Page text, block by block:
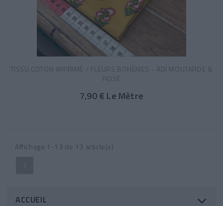
TISSU COTON IMPRIMÉ / FLEURS BOHÈMES - ADI MOUTARDE &
ROSE
7,90 € Le Mètre
Affichage 1-13 de 13 article(s)
ACCUEIL